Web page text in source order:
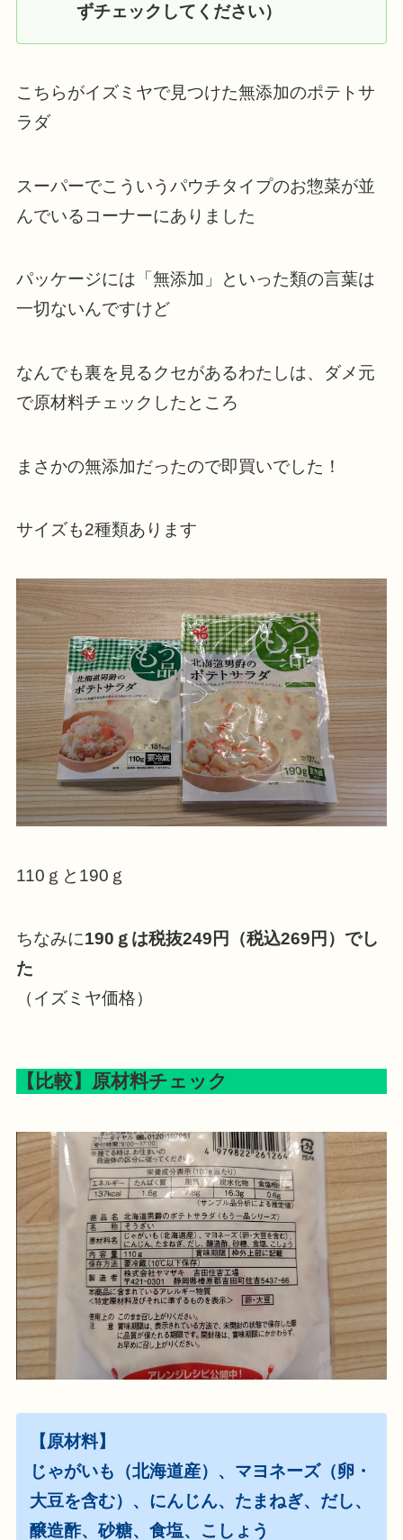
ずチェックしてください）
こちらがイズミヤで見つけた無添加のポテトサ
ラダ
スーパーでこういうパウチタイプのお惣菜が並
んでいるコーナーにありました
パッケージには「無添加」といった類の言葉は
一切ないんですけど
なんでも裏を見るクセがあるわたしは、ダメ元
で原材料チェックしたところ
まさかの無添加だったので即買いでした！
サイズも2種類あります
110ｇと190ｇ
ちなみに190ｇは税抜249円（税込269円）でし
た
（イズミヤ価格）
【比較】原材料チェック
【原材料】
じゃがいも（北海道産）、マヨネーズ（卵・
大豆を含む）、にんじん、たまねぎ、だし、
醸造酢、砂糖、食塩、こしょう